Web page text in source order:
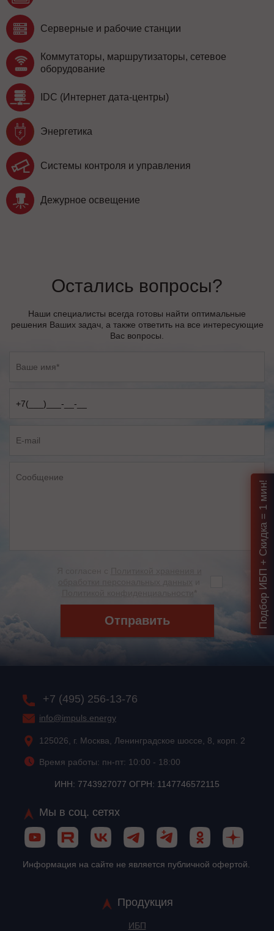
Серверные и рабочие станции
Коммутаторы, маршрутизаторы, сетевое
оборудование
IDC (Интернет дата-центры)
Энергетика
Системы контроля и управления
Дежурное освещение
Остались вопросы?
Наши специалисты всегда готовы найти оптимальные
решения Ваших задач, а также ответить на все интересующие
Вас вопросы.
Отправить
+7 (495) 256-13-76
info@impuls.energy
125026, г. Москва, Ленинградское шоссе, 8, корп. 2
Время работы: пн-пт: 10:00 - 18:00
ИНН: 7743927077 ОГРН: 1147746572115
Мы в соц. сетях
Информация на сайте не является публичной офертой.
Продукция
ИБП
Подбор ИБП + Скидка = 1 мин!